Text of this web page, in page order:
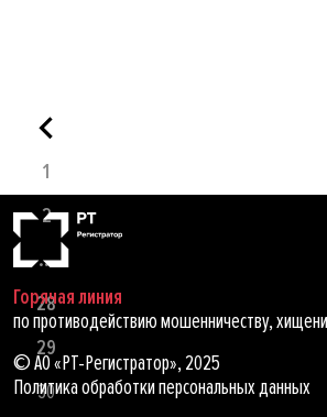
1
2
...
28
29
30
Горячая линия
по противодействию мошенничеству,
© АО «РТ-Регистратор», 2025
Политика обработки персональных данных